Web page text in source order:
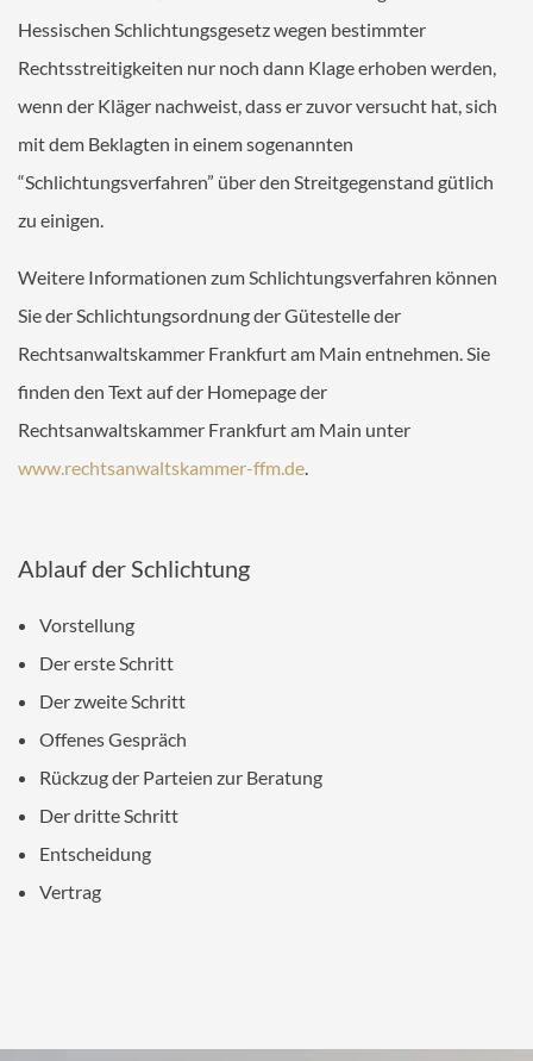
Hessischen Schlichtungsgesetz wegen bestimmter
Rechtsstreitigkeiten nur noch dann Klage erhoben werden,
wenn der Kläger nachweist, dass er zuvor versucht hat, sich
mit dem Beklagten in einem sogenannten
“Schlichtungsverfahren” über den Streitgegenstand gütlich
zu einigen.
Weitere Informationen zum Schlichtungsverfahren können
Sie der Schlichtungsordnung der Gütestelle der
Rechtsanwaltskammer Frankfurt am Main entnehmen. Sie
finden den Text auf der Homepage der
Rechtsanwaltskammer Frankfurt am Main unter
www.rechtsanwaltskammer-ffm.de.
Ablauf der Schlichtung
Vorstellung
Der erste Schritt
Der zweite Schritt
Offenes Gespräch
Rückzug der Parteien zur Beratung
Der dritte Schritt
Entscheidung
Vertrag